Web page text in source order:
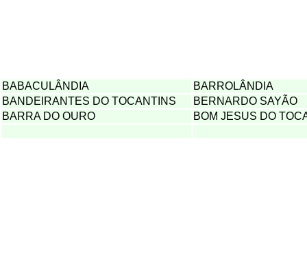
BABACULÂNDIA
BARROLÂNDIA
BANDEIRANTES DO TOCANTINS
BERNARDO SAYÃO
BARRA DO OURO
BOM JESUS DO